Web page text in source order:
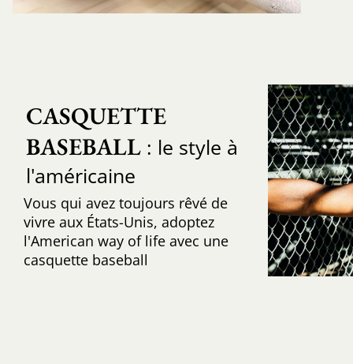
CASQUETTE
BASEBALL: le style à
l'américaine
Vous qui avez toujours rêvé de
vivre aux États-Unis, adoptez
l'American way of life avec une
casquette baseball